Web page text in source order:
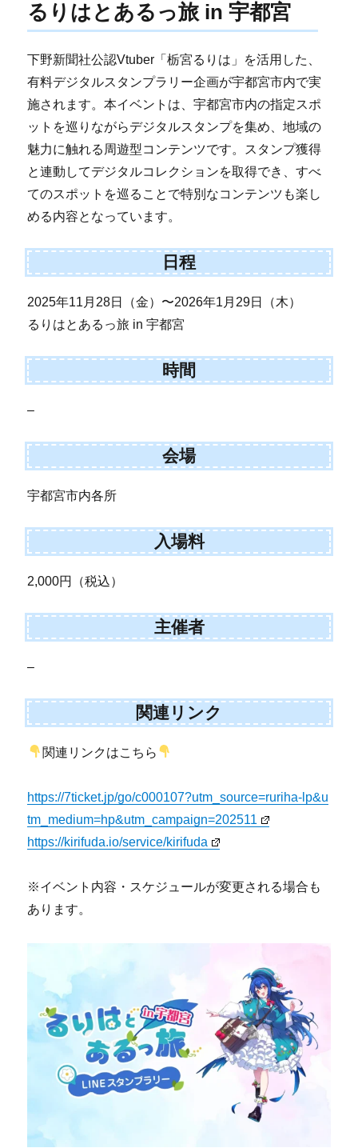
るりはとあるっ旅 in 宇都宮
下野新聞社公認Vtuber「栃宮るりは」を活用した、
有料デジタルスタンプラリー企画が宇都宮市内で実
施されます。本イベントは、宇都宮市内の指定スポ
ットを巡りながらデジタルスタンプを集め、地域の
魅力に触れる周遊型コンテンツです。スタンプ獲得
と連動してデジタルコレクションを取得でき、すべ
てのスポットを巡ることで特別なコンテンツも楽し
める内容となっています。
日程
2025年11月28日（金）〜2026年1月29日（木）
るりはとあるっ旅 in 宇都宮
時間
–
会場
宇都宮市内各所
入場料
2,000円（税込）
主催者
–
関連リンク
関連リンクはこちら
https://7ticket.jp/go/c000107?utm_source=ruriha-lp&u
tm_medium=hp&utm_campaign=202511
https://kirifuda.io/service/kirifuda
※イベント内容・スケジュールが変更される場合も
あります。